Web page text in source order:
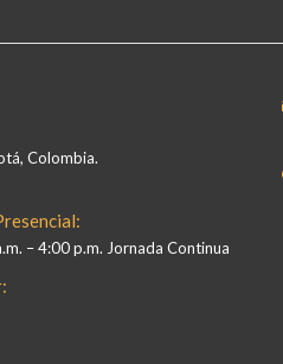
Colombia.
– 4:00 p.m. Jornada Continua